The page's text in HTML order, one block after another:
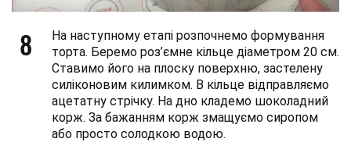
8
На наступному етапі розпочнемо формування
торта. Беремо роз’ємне кільце діаметром 20 см.
Ставимо його на плоску поверхню, застелену
силіконовим килимком. В кільце відправляємо
ацетатну стрічку. На дно кладемо шоколадний
корж. За бажанням корж змащуємо сиропом
або просто солодкою водою.